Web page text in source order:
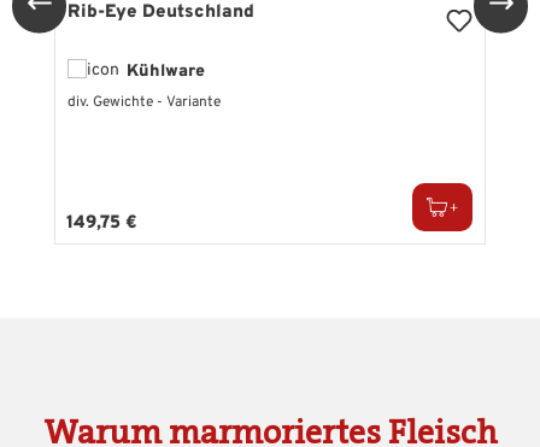
Rib-Eye Deutschland
Kühlware
div. Gewichte - Variante
Regulärer Preis:
149,75 €
Warum marmoriertes Fleisch